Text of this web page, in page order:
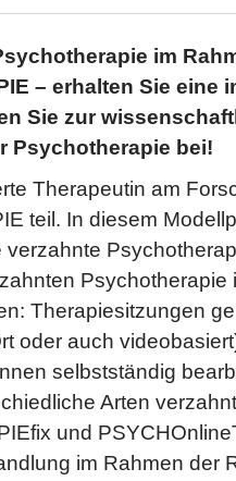
im
– erhalten Sie eine
Sie zur
Psychotherapie bei!
Therapeutin am
teil. In diesem
Psychotherapie
Therapiesitzungen
oder auch
selbstständig
Arten verzahnt
fix und
im Rahmen der